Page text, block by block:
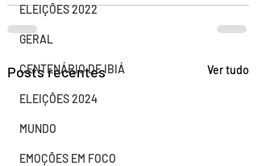
ELEIÇÕES 2022
GERAL
CENTENÁRIO DE IBIÁ
ELEIÇÕES 2024
MUNDO
EMOÇÕES EM FOCO
Posts recentes Ver tudo